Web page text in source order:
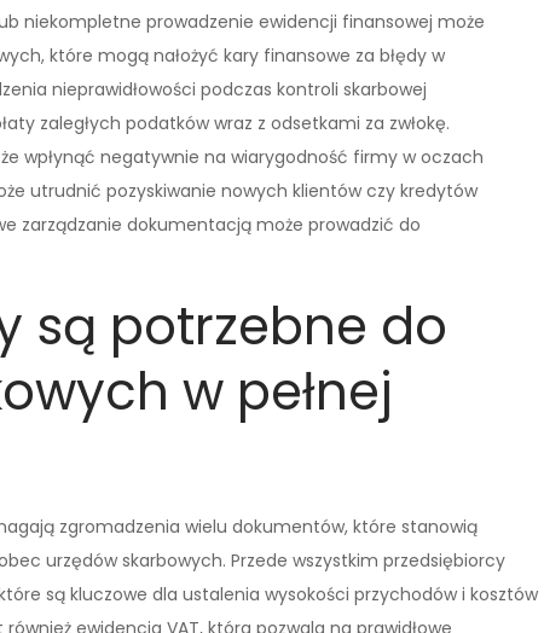
niekompletne prowadzenie ewidencji finansowej może
które mogą nałożyć kary finansowe za błędy w
nieprawidłowości podczas kontroli skarbowej
zaległych podatków wraz z odsetkami za zwłokę.
wpłynąć negatywnie na wiarygodność firmy w oczach
utrudnić pozyskiwanie nowych klientów czy kredytów
zarządzanie dokumentacją może prowadzić do
są potrzebne do
w pełnej
zgromadzenia wielu dokumentów, które stanowią
urzędów skarbowych. Przede wszystkim przedsiębiorcy
są kluczowe dla ustalenia wysokości przychodów i kosztów
ewidencja VAT, która pozwala na prawidłowe